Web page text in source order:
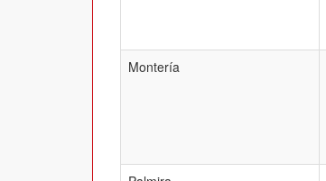
Montería